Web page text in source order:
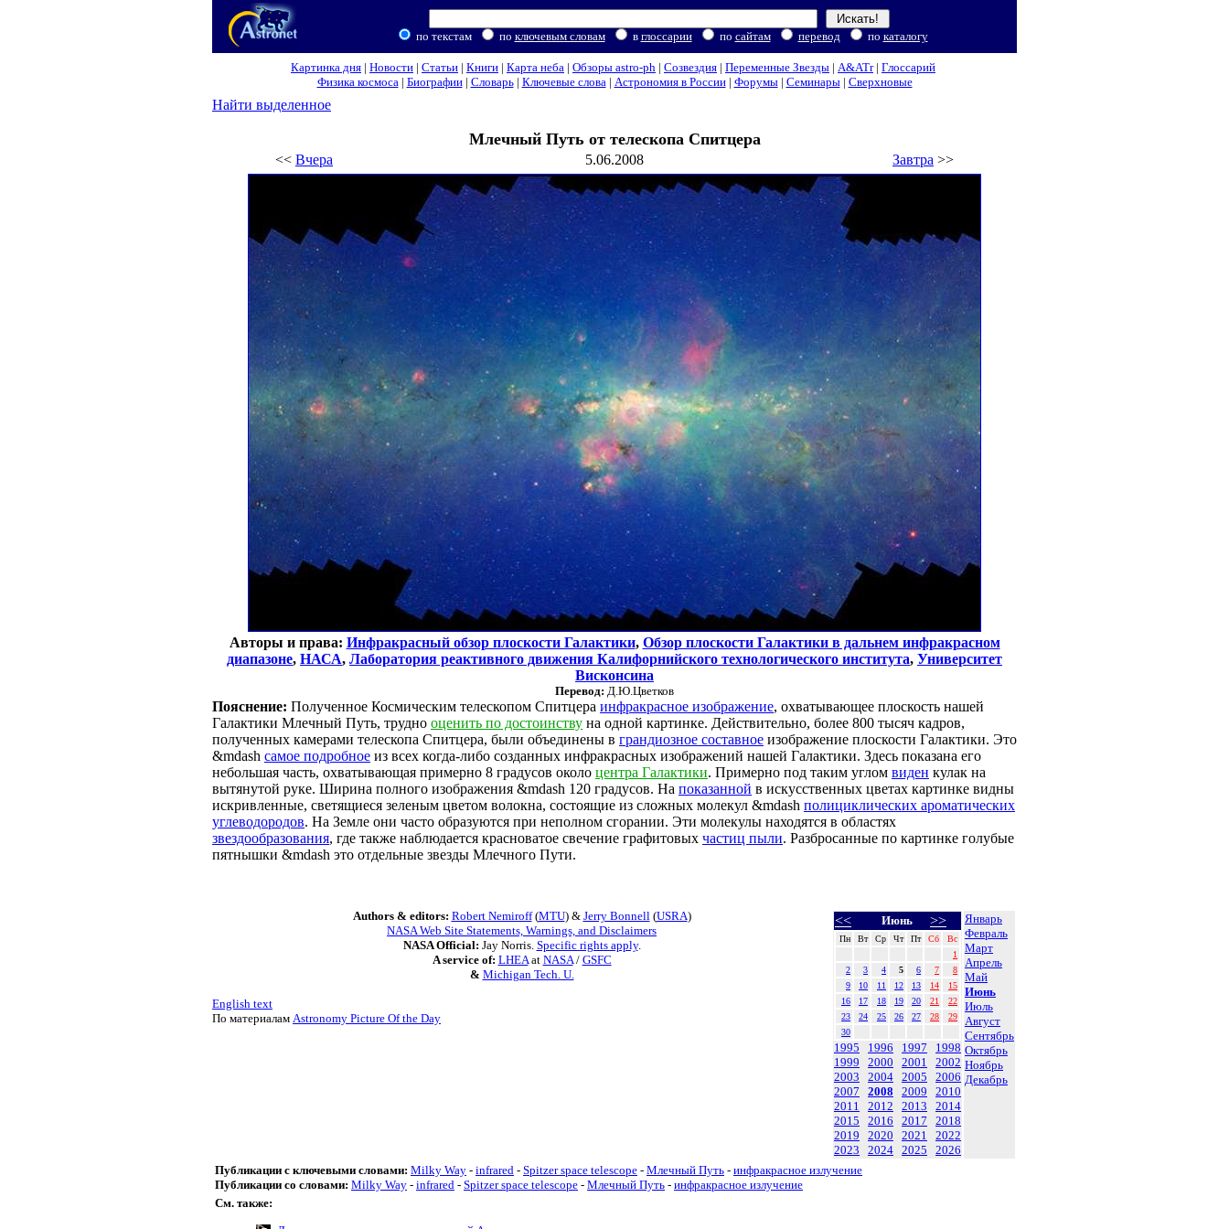
по текстам по ключевым словам в глоссарии по сайтам перевод по каталогу
Картинка дня | Новости | Статьи | Книги | Карта неба | Обзоры astro-ph | Созвездия | Переменные Звезды | A&ATr| Глоссарий
Физика космоса| Биографии| Словарь| Ключевые слова| Астрономия в России| Форумы| Семинары| Сверхновые
Найти выделенное
Млечный Путь от телескопа Спитцера
<< Вчера 5.06.2008 Завтра >>
Авторы и права: Инфракрасный обзор плоскости Галактики, Обзор плоскости Галактики в дальнем инфракрасном
диапазоне, НАСА, Лаборатория реактивного движения Калифорнийского технологического института, Университет
Висконсина
Перевод: Д.Ю.Цветков
Пояснение: Полученное Космическим телескопом Спитцера инфракрасное изображение, охватывающее плоскость нашей
Галактики Млечный Путь, трудно оценить по достоинству на одной картинке. Действительно, более 800 тысяч кадров,
полученных камерами телескопа Спитцера, были объединены в грандиозное составное изображение плоскости Галактики. Это
&mdash самое подробное из всех когда-либо созданных инфракрасных изображений нашей Галактики. Здесь показана его
небольшая часть, охватывающая примерно 8 градусов около центра Галактики. Примерно под таким углом виден кулак на
вытянутой руке. Ширина полного изображения &mdash 120 градусов. На показанной в искусственных цветах картинке видны
искривленные, светящиеся зеленым цветом волокна, состоящие из сложных молекул &mdash полициклических ароматических
углеводородов. На Земле они часто образуются при неполном сгорании. Эти молекулы находятся в областях
звездообразования, где также наблюдается красноватое свечение графитовых частиц пыли. Разбросанные по картинке голубые
пятнышки &mdash это отдельные звезды Млечного Пути.
<< Июнь >>
Пн Вт Ср Чт Пт Сб
Вс
1
2
3 4 5 6 7
8
9
10 11 12 13 14
15
16
17 18 19 20 21
22
23
24 25 26 27 28
29
30
1995 1996 1997
1998
1999
2000 2001
2002
2003
2004 2005
2006
2007
2008 2009
2010
2011
2012 2013
2014
2015
2016 2017
2018
2019
2020 2021
2022
2023
2024 2025 2026
Январь
Февраль
Март
Апрель
Май
Июнь
Июль
Август
Сентябрь
Октябрь
Ноябрь
Декабрь
Authors & editors: Robert Nemiroff(MTU) & Jerry Bonnell(USRA)
NASA Web Site Statements, Warnings, and Disclaimers
NASA Official: Jay Norris. Specific rights apply.
A service of: LHEAat NASA/ GSFC
& Michigan Tech. U.
English text
По материалам Astronomy Picture Of the Day
Публикации с ключевыми словами: Milky Way - infrared - Spitzer space telescope - Млечный Путь - инфракрасное излучение
Публикации со словами: Milky Way - infrared - Spitzer space telescope - Млечный Путь - инфракрасное излучение
См. также: